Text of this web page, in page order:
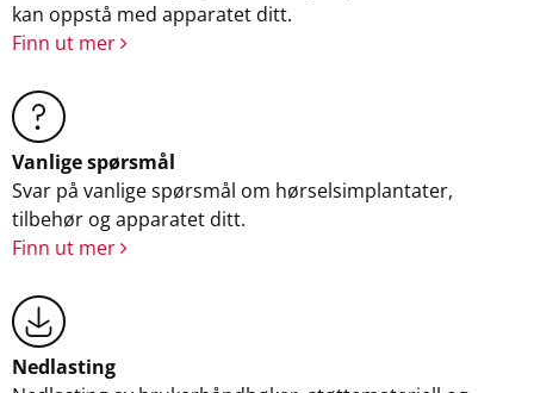
kan oppstå med apparatet ditt.
Finn ut mer
Vanlige spørsmål
Svar på vanlige spørsmål om hørselsimplantater,
tilbehør og apparatet ditt.
Finn ut mer
Nedlasting